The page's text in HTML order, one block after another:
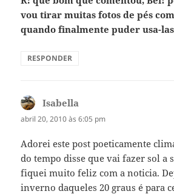
vou tirar muitas fotos de pés
quando finalmente puder usa-
RESPONDER
Isabella
abril 20, 2010 às 6:05 pm
Adorei este post poeticamente
do tempo disse que vai fazer sol a
fiquei muito feliz com a noticia.
inverno daqueles 20 graus é para